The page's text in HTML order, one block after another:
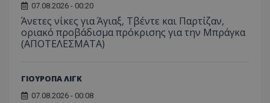
07.08.2026 - 00:20
Άνετες νίκες για Άγιαξ, Τβέντε και Παρτίζαν,
οριακό προβάδισμα πρόκρισης για την Μπράγκα
(ΑΠΟΤΕΛΕΣΜΑΤΑ)
ΓΙΟΥΡΟΠΑ ΛΙΓΚ
07.08.2026 - 00:08